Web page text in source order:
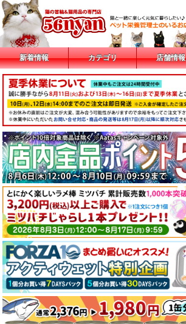
新着情報 カテゴリ 店舗情報